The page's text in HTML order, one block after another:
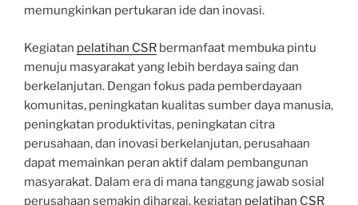
memungkinkan pertukaran ide dan inovasi.
Kegiatan pelatihan CSR bermanfaat membuka pintu
menuju masyarakat yang lebih berdaya saing dan
berkelanjutan. Dengan fokus pada pemberdayaan
komunitas, peningkatan kualitas sumber daya manusia,
peningkatan produktivitas, peningkatan citra
perusahaan, dan inovasi berkelanjutan, perusahaan
dapat memainkan peran aktif dalam pembangunan
masyarakat. Dalam era di mana tanggung jawab sosial
perusahaan semakin dihargai, kegiatan pelatihan CSR